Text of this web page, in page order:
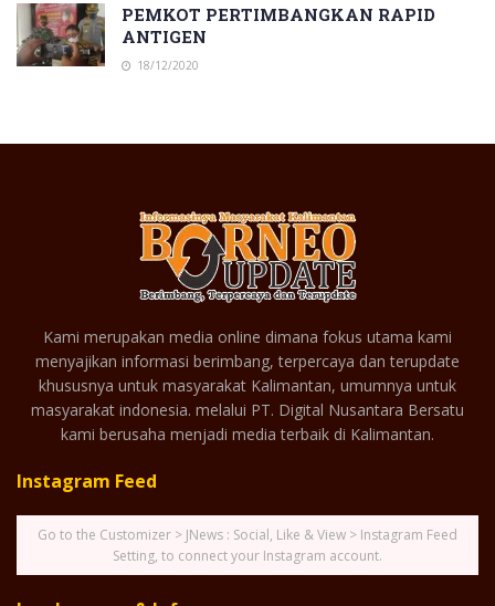
PEMKOT PERTIMBANGKAN RAPID
ANTIGEN
18/12/2020
Kami merupakan media online dimana fokus utama kami
menyajikan informasi berimbang, terpercaya dan terupdate
khususnya untuk masyarakat Kalimantan, umumnya untuk
masyarakat indonesia. melalui PT. Digital Nusantara Bersatu
kami berusaha menjadi media terbaik di Kalimantan.
Instagram Feed
Go to the Customizer > JNews : Social, Like & View > Instagram Feed
Setting, to connect your Instagram account.